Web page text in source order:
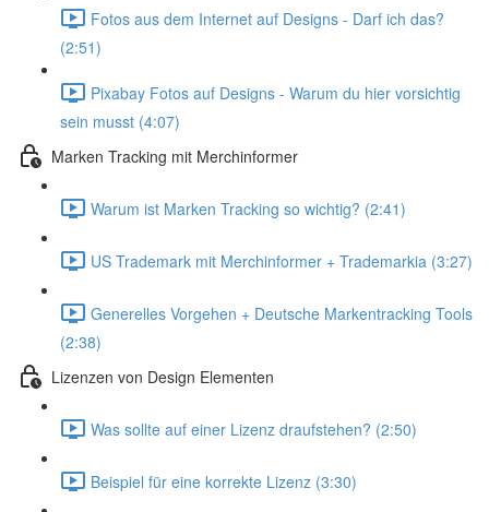
Fotos aus dem Internet auf Designs - Darf ich das?
(2:51)
Pixabay Fotos auf Designs - Warum du hier vorsichtig
sein musst (4:07)
Marken Tracking mit Merchinformer
Warum ist Marken Tracking so wichtig? (2:41)
US Trademark mit Merchinformer + Trademarkia (3:27)
Generelles Vorgehen + Deutsche Markentracking Tools
(2:38)
Lizenzen von Design Elementen
Was sollte auf einer Lizenz draufstehen? (2:50)
Beispiel für eine korrekte Lizenz (3:30)